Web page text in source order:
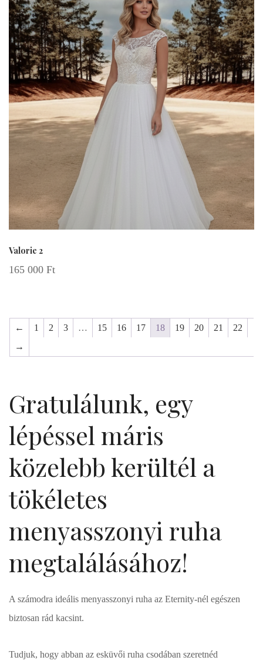
Valorie 2
165 000 Ft
← 1 2 3 … 15 16 17 18 19 20 21
22
→
Gratulálunk, egy
lépéssel máris
közelebb kerültél a
tökéletes
menyasszonyi ruha
megtalálásához!
A számodra ideális menyasszonyi ruha az Eternity-nél egészen
biztosan rád kacsint.
Tudjuk, hogy abban az esküvői ruha csodában szeretnéd